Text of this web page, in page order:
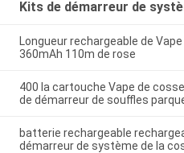
Kits de démarreur de
Longueur rechargeable de
360mAh 110m de rose
400 la cartouche Vape de
de démarreur de souffles
batterie rechargeable
démarreur de système de la